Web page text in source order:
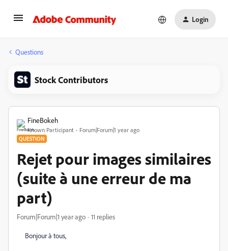
Login
Questions
Stock Contributors
FineBokeh
Known Participant Forum|Forum|1 year ago
QUESTION
Rejet pour images similaires
(suite à une erreur de ma
part)
Forum|Forum|1 year ago 11 replies
Bonjour à tous,